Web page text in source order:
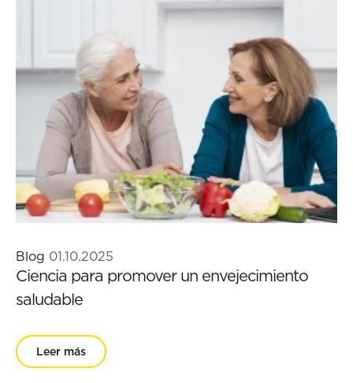
Blog 01.10.2025
Ciencia para promover un envejecimiento
saludable
Leer más